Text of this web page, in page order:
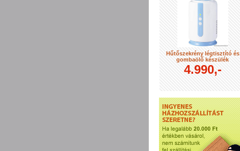
Hűtőszekrény légtisztító és
gombaölő készülék
4.990,-